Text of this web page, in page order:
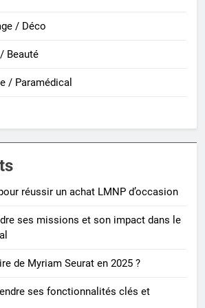
/ Déco
Beauté
/ Paramédical
réussir un achat LMNP d’occasion
ses missions et son impact dans le
de Myriam Seurat en 2025 ?
ses fonctionnalités clés et